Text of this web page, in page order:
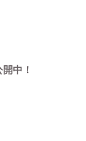
中！